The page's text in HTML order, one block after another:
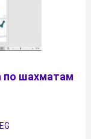
по шахматам